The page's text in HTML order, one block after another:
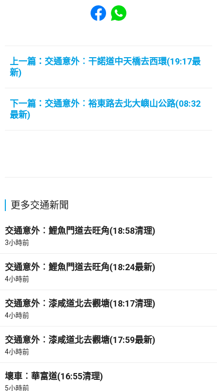
Share to Facebook
Share to WhatsApp
上一篇：交通意外︰干諾道中天橋去西環(19:17最
新)
下一篇：交通意外︰裕東路去北大嶼山公路(08:32
最新)
更多交通新聞
交通意外︰鯉魚門道去旺角(18:58清理)
3小時前
交通意外︰鯉魚門道去旺角(18:24最新)
4小時前
交通意外︰漆咸道北去觀塘(18:17清理)
4小時前
交通意外︰漆咸道北去觀塘(17:59最新)
4小時前
壞車︰華富道(16:55清理)
5小時前